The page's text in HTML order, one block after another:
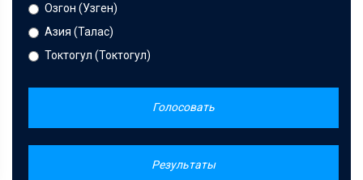
Озгон (Узген)
Азия (Талас)
Токтогул (Токтогул)
Голосовать
Результаты